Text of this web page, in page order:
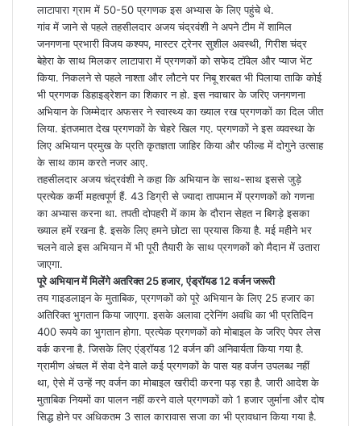
लाटापारा ग्राम में 50-50 प्रगणक इस अभ्यास के लिए पहुंचे थे.
गांव में जाने से पहले तहसीलदार अजय चंद्रवंशी ने अपने टीम में शामिल
जनगणना प्रभारी विजय कश्यप, मास्टर ट्रेनर सुशील अवस्थी, गिरीश चंद्र
बेहेरा के साथ मिलकर लाटापारा में प्रगणकों को सफेद टॉवेल और प्याज भेंट
किया. निकलने से पहले नाश्ता और लौटने पर निबू शरबत भी पिलाया ताकि कोई
भी प्रगणक डिहाइड्रेशन का शिकार न हो. इस नवाचार के जरिए जनगणना
अभियान के जिम्मेदार अफसर ने स्वास्थ्य का ख्याल रख प्रगणकों का दिल जीत
लिया. इंतजमात देख प्रगणकों के चेहरे खिल गए. प्रगणकों ने इस व्यवस्था के
लिए अभियान प्रमुख के प्रति कृतज्ञता जाहिर किया और फील्ड में दोगुने उत्साह
के साथ काम करते नजर आए.
तहसीलदार अजय चंद्रवंशी ने कहा कि अभियान के साथ-साथ इससे जुड़े
प्रत्येक कर्मी महत्वपूर्ण हैं. 43 डिग्री से ज्यादा तापमान में प्रगणकों को गणना
का अभ्यास करना था. तपती दोपहरी में काम के दौरान सेहत न बिगड़े इसका
ख्याल हमें रखना है. इसके लिए हमने छोटा सा प्रयास किया है. मई महीने भर
चलने वाले इस अभियान में भी पूरी तैयारी के साथ प्रगणकों को मैदान में उतारा
जाएगा.
पूरे अभियान में मिलेंगे अतरिक्त 25 हजार, एंड्रॉयड 12 वर्जन जरूरी
तय गाइडलाइन के मुताबिक, प्रगणकों को पूरे अभियान के लिए 25 हजार का
अतिरिक्त भुगतान किया जाएगा. इसके अलावा ट्रेनिंग अवधि का भी प्रतिदिन
400 रूपये का भुगतान होगा. प्रत्येक प्रगणकों को मोबाइल के जरिए पेपर लेस
वर्क करना है. जिसके लिए एंड्रॉयड 12 वर्जन की अनिवार्यता किया गया है.
ग्रामीण अंचल में सेवा देने वाले कई प्रगणकों के पास यह वर्जन उपलब्ध नहीं
था, ऐसे में उन्हें नए वर्जन का मोबाइल खरीदी करना पड़ रहा है. जारी आदेश के
मुताबिक नियमों का पालन नहीं करने वाले प्रगणकों को 1 हजार जुर्माना और दोष
सिद्ध होने पर अधिकतम 3 साल कारावास सजा का भी प्रावधान किया गया है.